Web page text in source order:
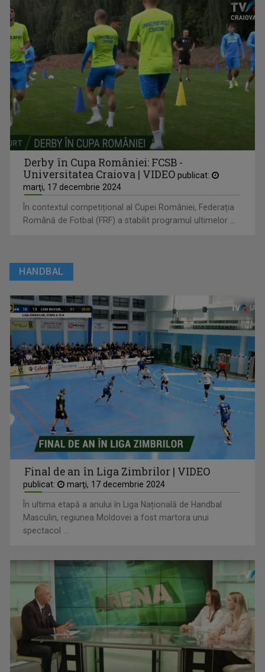
Derby în Cupa României: FCSB -
Universitatea Craiova | VIDEO publicat:
marţi, 17 decembrie 2024
În contextul competițional al Cupei României, Federația
Română de Fotbal (FRF) a stabilit programul ultimelor ...
HANDBAL
Final de an în Liga Zimbrilor | VIDEO
publicat: marţi, 17 decembrie 2024
În ultima etapă a anului în Liga Națională de Handbal
Masculin, regiunea Moldovei a fost martora unui
spectacol ...